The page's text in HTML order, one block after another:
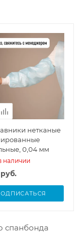
нетканые
0,04 мм
наличии
спанбонда